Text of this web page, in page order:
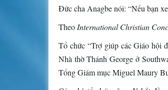
Đức cha Anagbe nói: “Nếu bạn
Theo International Christian
Tổ chức “Trợ giúp các Giáo hội
Nhà thờ Thánh George ở
Tổng Giám mục Miguel Maury